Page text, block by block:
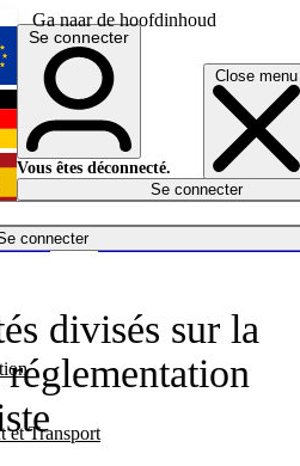
Ga naar de hoofdinhoud
Close menu
connecter
et Transport
English
Deutsch
Español
Se connecter
Vous êtes déconnecté.
Se connecter
divisés sur la